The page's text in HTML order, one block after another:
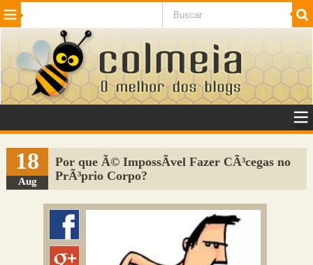
Beleza Cinema e TV
Internet Jogos NotÃ­cias SaÃºde
VeÃ­culos Adulto
Sugerir Link
Adicionar Blog
Colmeia Exchange
18
Aug
Por que Ã© ImpossÃ­vel Fazer CÃ³cegas no
PrÃ³prio Corpo?